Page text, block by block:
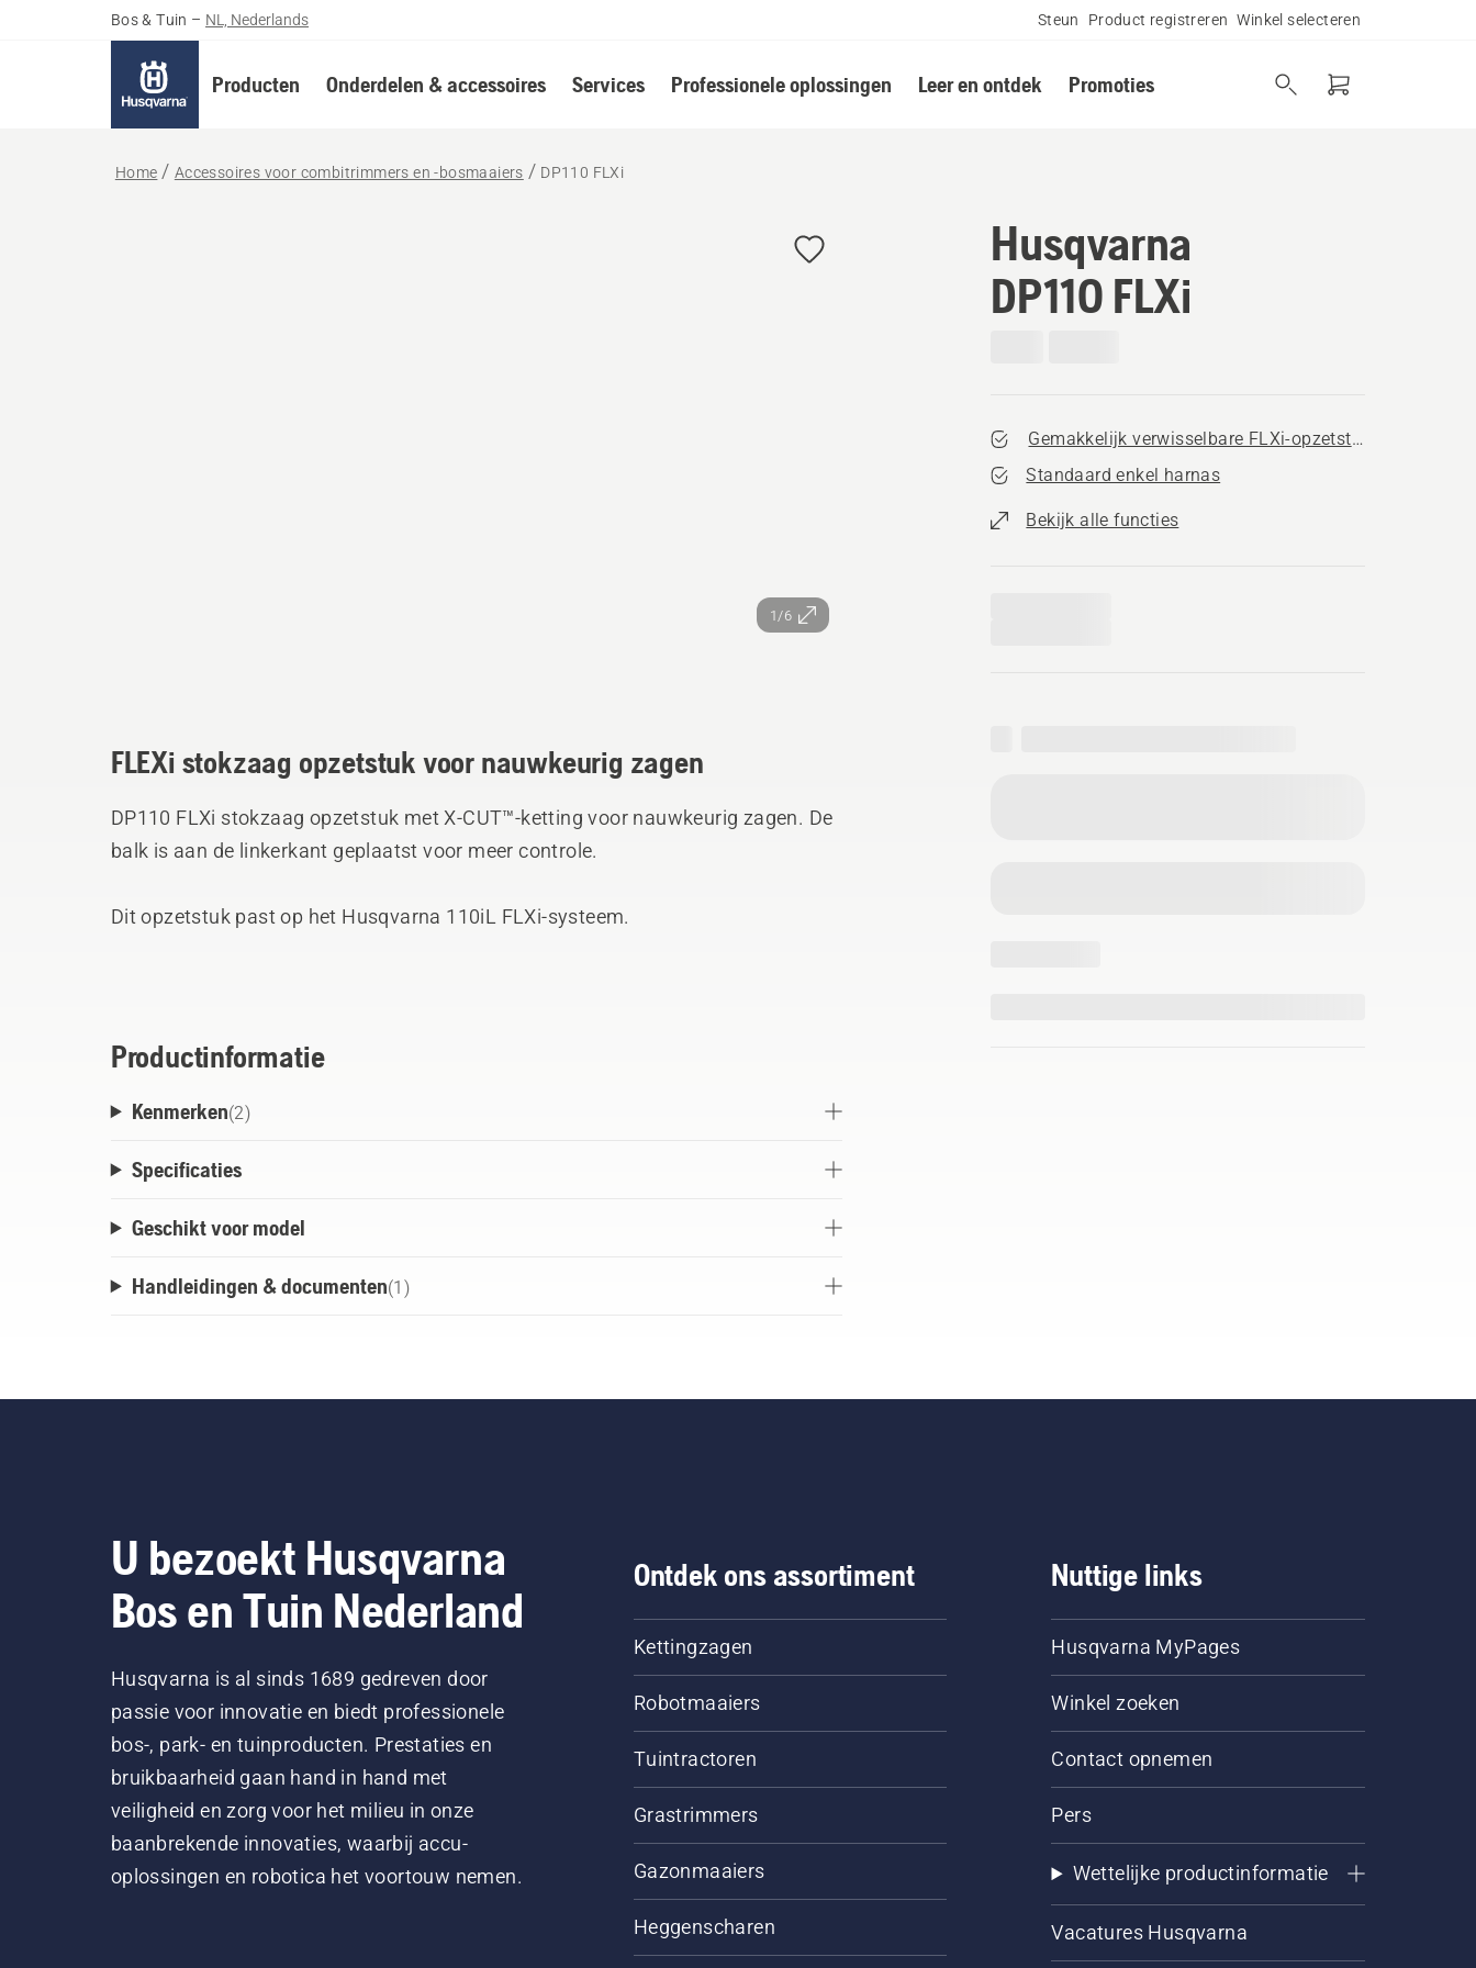
Bos & Tuin – NL, Nederlands Steun Product registreren Winkel selecteren
Producten Onderdelen & accessoires Services Professionele oplossingen Leer en ontdek Promoties
Home Accessoires voor combitrimmers en -bosmaaiers DP110 FLXi
1/6
Husqvarna
DP110 FLXi
Gemakkelijk verwisselbare FLXi-opzetstukken
Standaard enkel harnas
Bekijk alle functies
FLEXi stokzaag opzetstuk voor nauwkeurig zagen
DP110 FLXi stokzaag opzetstuk met X-CUT™-ketting voor nauwkeurig zagen. De
balk is aan de linkerkant geplaatst voor meer controle.
Dit opzetstuk past op het Husqvarna 110iL FLXi-systeem.
Productinformatie
Kenmerken(2)
Specificaties
Geschikt voor model
Handleidingen & documenten(1 )
U bezoekt Husqvarna
Bos en Tuin Nederland
Husqvarna is al sinds 1689 gedreven door
passie voor innovatie en biedt professionele
bos-, park- en tuinproducten. Prestaties en
bruikbaarheid gaan hand in hand met
veiligheid en zorg voor het milieu in onze
baanbrekende innovaties, waarbij accu-
oplossingen en robotica het voortouw nemen.
Ontdek ons assortiment
Kettingzagen
Robotmaaiers
Tuintractoren
Grastrimmers
Gazonmaaiers
Heggenscharen
Nuttige links
Husqvarna MyPages
Winkel zoeken
Contact opnemen
Pers
Wettelijke productinformatie
Vacatures Husqvarna